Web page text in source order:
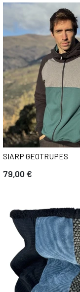
SIARP GEOTRUPES
79,00 €